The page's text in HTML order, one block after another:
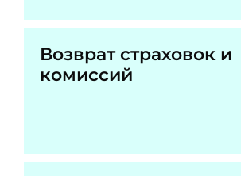
Возврат страховок и
комиссий